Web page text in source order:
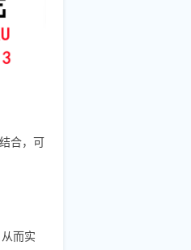
合，可
而实